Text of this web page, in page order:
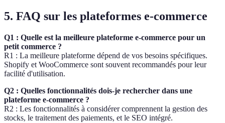
5. FAQ sur les plateformes e-commerce
Q1 : Quelle est la meilleure plateforme e-commerce pour un
petit commerce ?
R1 : La meilleure plateforme dépend de vos besoins spécifiques.
Shopify et WooCommerce sont souvent recommandés pour leur
facilité d'utilisation.
Q2 : Quelles fonctionnalités dois-je rechercher dans une
plateforme e-commerce ?
R2 : Les fonctionnalités à considérer comprennent la gestion des
stocks, le traitement des paiements, et le SEO intégré.